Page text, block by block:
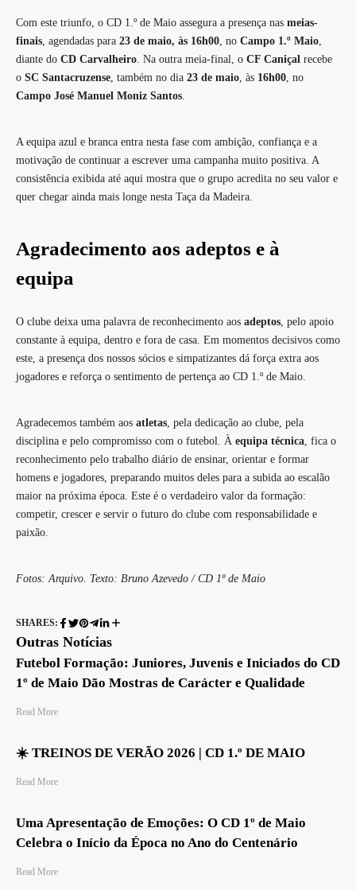
Com este triunfo, o CD 1.º de Maio assegura a presença nas meias-
finais , agendadas para 23 de maio, às 16h00 , no Campo 1.º Maio
diante do CD Carvalheiro . Na outra meia-final, o CF Caniçal recebe
o SC Santacruzense , também no dia 23 de maio , às 16h00 , no
Campo José Manuel Moniz Santos
A equipa azul e branca entra nesta fase com ambição, confiança e a
motivação de continuar a escrever uma campanha muito positiva. A
consistência exibida até aqui mostra que o grupo acredita no seu valor e
quer chegar ainda mais longe nesta Taça da Madeira.
Agradecimento aos adeptos e à
equipa
O clube deixa uma palavra de reconhecimento aos adeptos , pelo apoio
constante à equipa, dentro e fora de casa. Em momentos decisivos como
este, a presença dos nossos sócios e simpatizantes dá força extra aos
jogadores e reforça o sentimento de pertença ao CD 1.º de Maio.
Agradecemos também aos atletas , pela dedicação ao clube, pela
disciplina e pelo compromisso com o futebol. À equipa técnica , fica o
reconhecimento pelo trabalho diário de ensinar, orientar e formar
homens e jogadores, preparando muitos deles para a subida ao escalão
maior na próxima época. Este é o verdadeiro valor da formação:
competir, crescer e servir o futuro do clube com responsabilidade e
paixão.
Fotos: Arquivo. Texto: Bruno Azevedo / CD 1º de Maio
SHARES:
Outras Notícias
Futebol Formação: Juniores, Juvenis e Iniciados do CD
1º de Maio Dão Mostras de Carácter e Qualidade
Read More
☀️ TREINOS DE VERÃO 2026 | CD 1.º DE MAIO
Read More
Uma Apresentação de Emoções: O CD 1º de Maio
Celebra o Início da Época no Ano do Centenário
Read More